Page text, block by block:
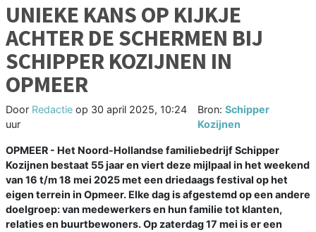
UNIEKE KANS OP KIJKJE
ACHTER DE SCHERMEN BIJ
SCHIPPER KOZIJNEN IN
OPMEER
Door Redactie op 30 april 2025, 10:24
uur
Bron: Schipper
Kozijnen
OPMEER - Het Noord-Hollandse familiebedrijf Schipper
Kozijnen bestaat 55 jaar en viert deze mijlpaal in het weekend
van 16 t/m 18 mei 2025 met een driedaags festival op het
eigen terrein in Opmeer. Elke dag is afgestemd op een andere
doelgroep: van medewerkers en hun familie tot klanten,
relaties en buurtbewoners. Op zaterdag 17 mei is er een